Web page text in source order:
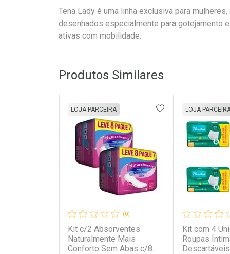
Tena Lady é uma linha exclusiva para
desenhados especialmente para gotejamento
ativas com mobilidade.
Produtos Similares
(0)
Kit c/2 Absorventes
Naturalmente Mais
Conforto Sem Abas c/8
LOJA PARCEIRA ADICIONAR AOS
Kit com 4
Roupas
LOJA